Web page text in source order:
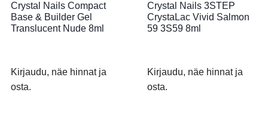
Crystal Nails Compact
Base & Builder Gel
Translucent Nude 8ml
Kirjaudu, näe hinnat ja
osta.
Crystal Nails 3STEP
CrystaLac Vivid Salmon
59 3S59 8ml
Kirjaudu, näe hinnat ja
osta.